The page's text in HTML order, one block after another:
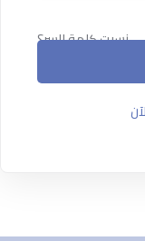
نسيت كلمة السر؟